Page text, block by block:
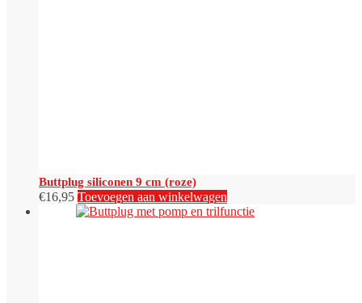
Buttplug siliconen 9 cm (roze)
€16,95 Toevoegen aan winkelwagen